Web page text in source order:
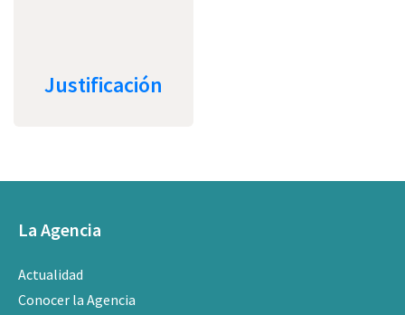
Justificación
La Agencia
Actualidad
Conocer la Agencia